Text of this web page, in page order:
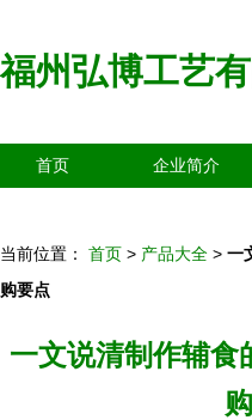
福州弘博工艺
首页 企业简介
当前位置： 首页 > 产品大全 > 一
购要点
一文说清制作辅食